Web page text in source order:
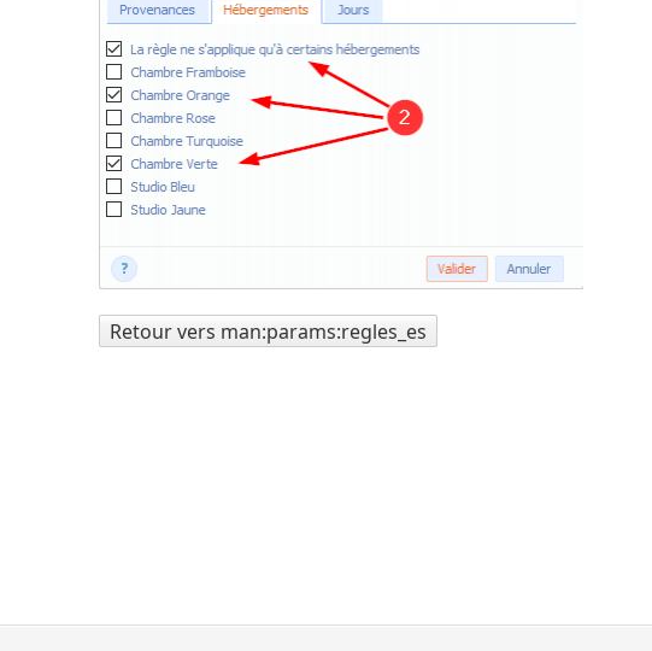
Retour vers man:params:regles_es